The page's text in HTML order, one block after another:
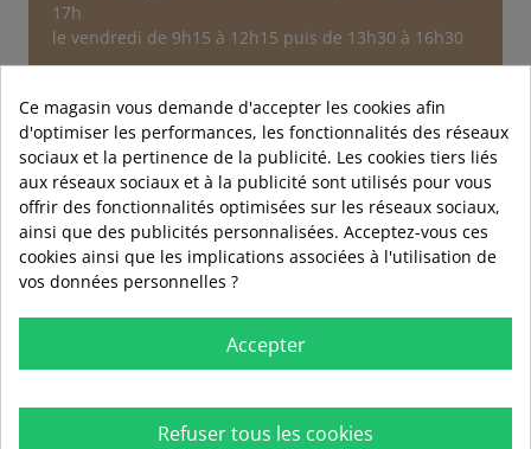
17h
le vendredi de 9h15 à 12h15 puis de 13h30 à 16h30
Au sujet d'une commande
Nous contacter
Ce magasin vous demande d'accepter les cookies afin
d'optimiser les performances, les fonctionnalités des réseaux
sociaux et la pertinence de la publicité. Les cookies tiers liés
aux réseaux sociaux et à la publicité sont utilisés pour vous
offrir des fonctionnalités optimisées sur les réseaux sociaux,
ainsi que des publicités personnalisées. Acceptez-vous ces
cookies ainsi que les implications associées à l'utilisation de
vos données personnelles ?
Accepter
Refuser tous les cookies